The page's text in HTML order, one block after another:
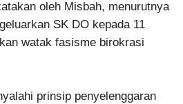
oleh Misbah, menurutnya
SK DO kepada 11
watak fasisme birokrasi
prinsip penyelenggaran